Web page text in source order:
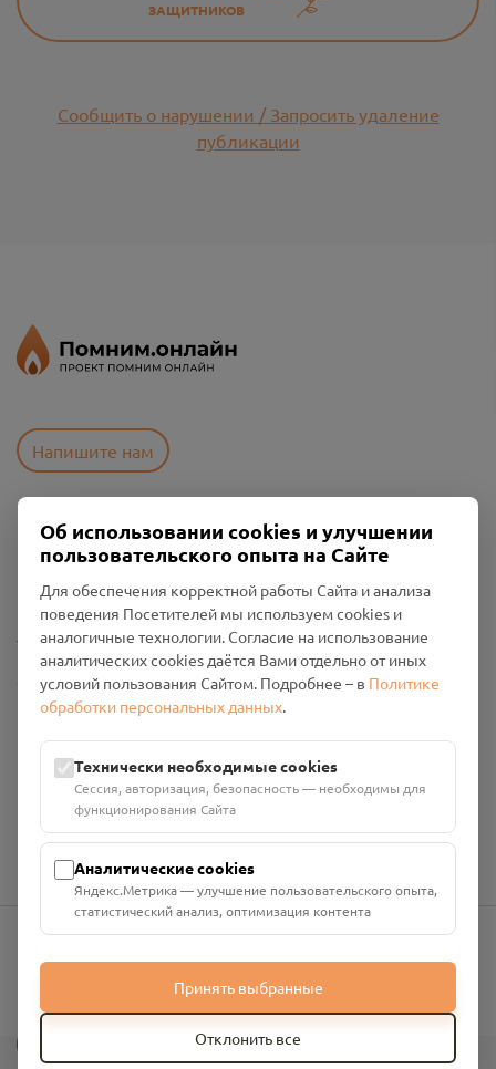
ЗАЩИТНИКОВ
Сообщить о нарушении / Запросить удаление
публикации
Напишите нам
Пользовательское соглашение
Политика конфиденциальности
Промо-материалы
Настройки cookies
Общество с ограниченной ответственностью «Смоленский
Проект Помним»
Юридический адрес: 216790, Смоленская область, р-н
Руднянский, г. Рудня, улица Западная, д. 26А, пом. 18
Номер счёта: 40702810901130004287 в АО "АЛЬФА-БАНК"
Кор. счёт: 30101810200000000593
info@pomnim.online
Об использовании cookies и улучшении
пользовательского опыта на Сайте
Для обеспечения корректной работы Сайта и анализа
поведения Посетителей мы используем cookies и
аналогичные технологии. Согласие на использование
аналитических cookies даётся Вами отдельно от иных
условий пользования Сайтом. Подробнее – в Политике
обработки персональных данных.
Технически необходимые cookies
Сессия, авторизация, безопасность — необходимы для
функционирования Сайта
Аналитические cookies
Яндекс.Метрика — улучшение пользовательского опыта,
статистический анализ, оптимизация контента
Принять выбранные
Отклонить все